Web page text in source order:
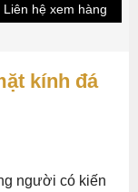
Liên hệ xem hàng
kính đá
người có kiến